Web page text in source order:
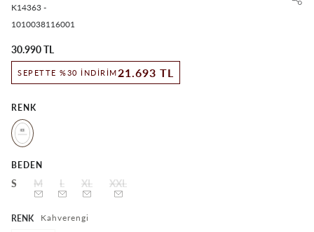
K14363 -
1010038116001
30.990 TL
SEPETTE %30 İNDIRIM21.693 TL
RENK
BEDEN
S M L XL XXL
RENK Kahverengi